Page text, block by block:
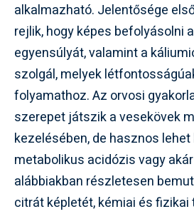
alkalmazható. Jelentősége
rejlik, hogy képes befolyásolni
egyensúlyát, valamint a
szolgál, melyek
folyamathoz. Az orvosi
szerepet játszik a vesekövek
kezelésében, de hasznos
metabolikus acidózis vagy
alábbiakban részletesen
citrát képletét, kémiai és